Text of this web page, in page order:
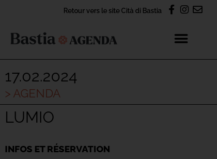
Retour vers le site Cità di Bastia
17.02.2024
> AGENDA
LUMIO
INFOS ET RÉSERVATION